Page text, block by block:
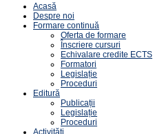
Acasă
Despre noi
Formare continuă
Oferta de formare
Înscriere cursuri
Echivalare credite ECTS
Formatori
Legislație
Proceduri
Editură
Publicații
Legislație
Proceduri
Activități